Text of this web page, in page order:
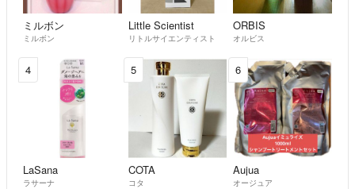
ミルボン
ミルボン
Little Scientist
リトルサイエンティスト
ORBIS
オルビス
4
LaSana
ラサーナ
5
COTA
コタ
6
Aujua
オージュア